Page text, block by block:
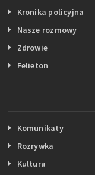
Kronika policyjna
Nasze rozmowy
Zdrowie
Felieton
Komunikaty
Rozrywka
Kultura